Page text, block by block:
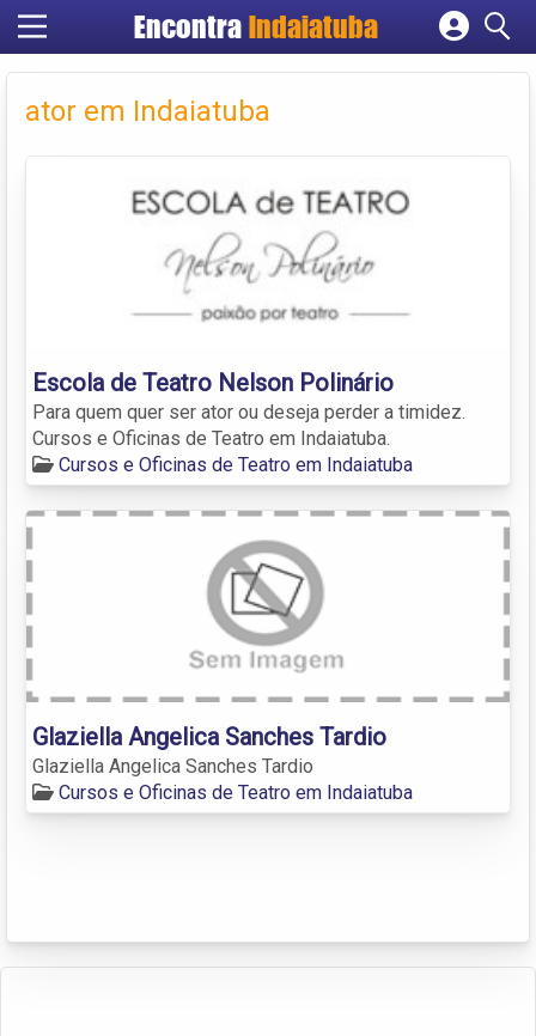
Encontra Indaiatuba
Cadastrar empresa
Criar conta
ator em Indaiatuba
Escola de Teatro Nelson Polinário
Para quem quer ser ator ou deseja perder a timidez.
Cursos e Oficinas de Teatro em Indaiatuba.
Cursos e Oficinas de Teatro em Indaiatuba
Glaziella Angelica Sanches Tardio
Glaziella Angelica Sanches Tardio
Cursos e Oficinas de Teatro em Indaiatuba